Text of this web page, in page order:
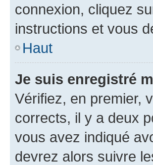
connexion, cliquez
instructions et vous
Haut
Je suis enregistré
Vérifiez, en premier,
corrects, il y a deux
vous avez indiqué
devrez alors suivre